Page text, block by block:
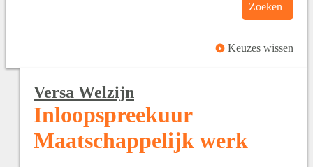
Zoeken
Keuzes wissen
Versa Welzijn
Inloopspreekuur
Maatschappelijk werk